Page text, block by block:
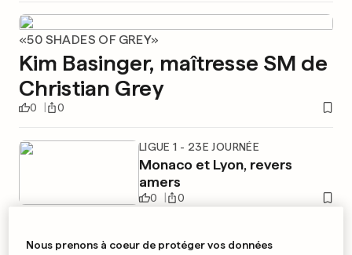
«50 SHADES OF GREY»
Kim Basinger, maîtresse SM de
Christian Grey
0 0
LIGUE 1 - 23E JOURNÉE
Monaco et Lyon, revers
amers
0 0
Nous prenons à coeur de protéger vos données